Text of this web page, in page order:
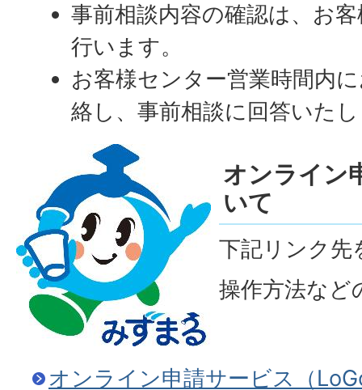
事前相談内容の確認は、お
行います。
お客様センター営業時間内
絡し、事前相談に回答いた
オンライン
いて
下記リンク先
操作方法など
オンライン申請サービス（